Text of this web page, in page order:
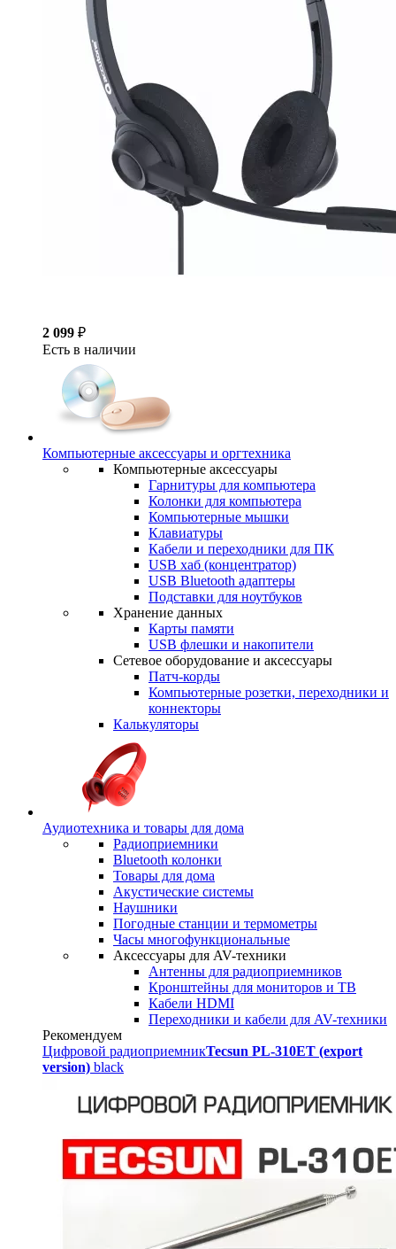
2 099 ₽
Есть в наличии
Компьютерные аксессуары и оргтехника
Компьютерные аксессуары
Гарнитуры для компьютера
Колонки для компьютера
Компьютерные мышки
Клавиатуры
Кабели и переходники для ПК
USB хаб (концентратор)
USB Bluetooth адаптеры
Подставки для ноутбуков
Хранение данных
Карты памяти
USB флешки и накопители
Сетевое оборудование и аксессуары
Патч-корды
Компьютерные розетки, переходники и
коннекторы
Калькуляторы
Аудиотехника и товары для дома
Радиоприемники
Bluetooth колонки
Товары для дома
Акустические системы
Наушники
Погодные станции и термометры
Часы многофункциональные
Аксессуары для AV-техники
Антенны для радиоприемников
Кронштейны для мониторов и ТВ
Кабели HDMI
Переходники и кабели для AV-техники
Рекомендуем
Цифровой радиоприемникTecsun PL-310ET (export
version) black